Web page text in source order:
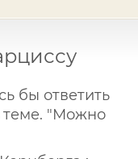
бы ответить
теме. "Можно